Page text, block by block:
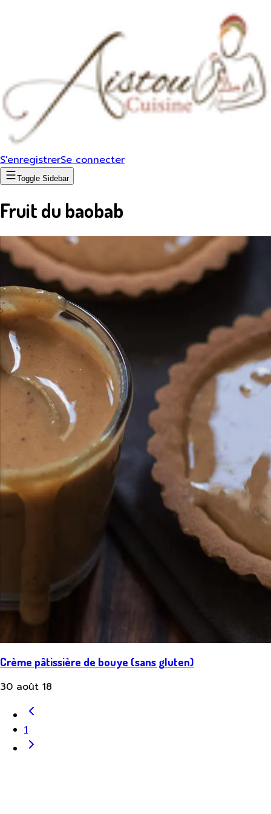
S'enregistrerSe connecter
Toggle Sidebar
Fruit du baobab
Crème pâtissière de bouye (sans gluten)
30 août 18
1